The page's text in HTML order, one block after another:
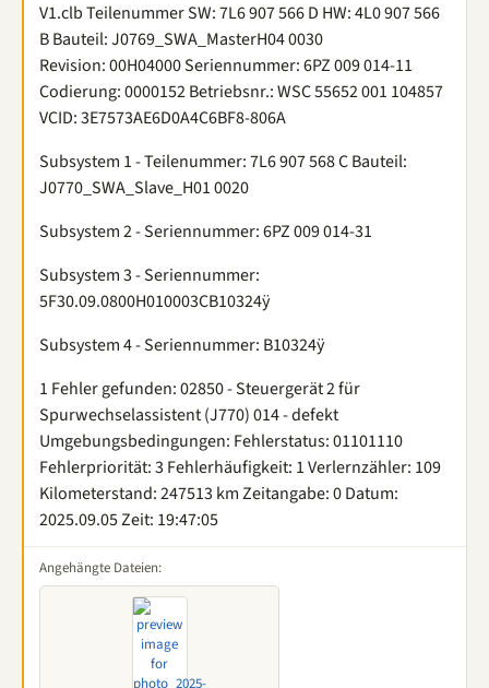
V1.clb Teilenummer SW: 7L6 907 566 D HW: 4L0 907 566
B Bauteil: J0769_SWA_MasterH04 0030
Revision: 00H04000 Seriennummer: 6PZ 009 014-11
Codierung: 0000152 Betriebsnr.: WSC 55652 001 104857
VCID: 3E7573AE6D0A4C6BF8-806A
Subsystem 1 - Teilenummer: 7L6 907 568 C Bauteil:
J0770_SWA_Slave_H01 0020
Subsystem 2 - Seriennummer: 6PZ 009 014-31
Subsystem 3 - Seriennummer:
5F30.09.0800H010003CB10324ÿ
Subsystem 4 - Seriennummer: B10324ÿ
1 Fehler gefunden: 02850 - Steuergerät 2 für
Spurwechselassistent (J770) 014 - defekt
Umgebungsbedingungen: Fehlerstatus: 01101110
Fehlerpriorität: 3 Fehlerhäufigkeit: 1 Verlernzähler: 109
Kilometerstand: 247513 km Zeitangabe: 0 Datum:
2025.09.05 Zeit: 19:47:05
Angehängte Dateien: